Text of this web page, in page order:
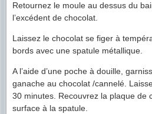
Retournez le moule au dessus du
l’excédent de chocolat.
Laissez le chocolat se figer à
bords avec une spatule métallique.
A l’aide d’une poche à douille,
ganache au chocolat /cannelé.
30 minutes. Recouvrez la plaque de
surface à la spatule.